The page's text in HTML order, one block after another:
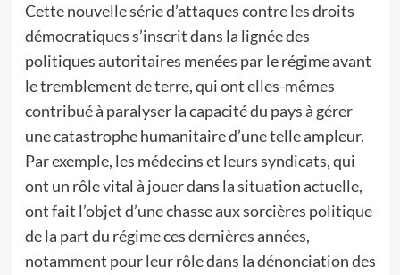
Cette nouvelle série d’attaques contre les droits
démocratiques s’inscrit dans la lignée des
politiques autoritaires menées par le régime avant
le tremblement de terre, qui ont elles-mêmes
contribué à paralyser la capacité du pays à gérer
une catastrophe humanitaire d’une telle ampleur.
Par exemple, les médecins et leurs syndicats, qui
ont un rôle vital à jouer dans la situation actuelle,
ont fait l’objet d’une chasse aux sorcières politique
de la part du régime ces dernières années,
notamment pour leur rôle dans la dénonciation des